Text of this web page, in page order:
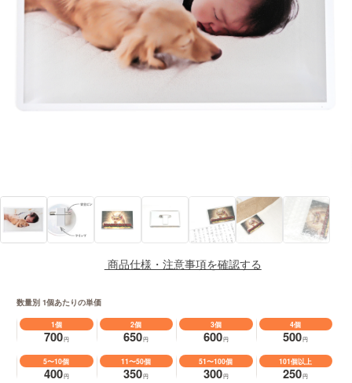
商品仕様・注意事項を確認する
数量別 1個あたりの単価
1個
700円
2個
650円
3個
600円
4個
500円
5〜10個
400円
11〜50個
350円
51〜100個
300円
101個以上
250円